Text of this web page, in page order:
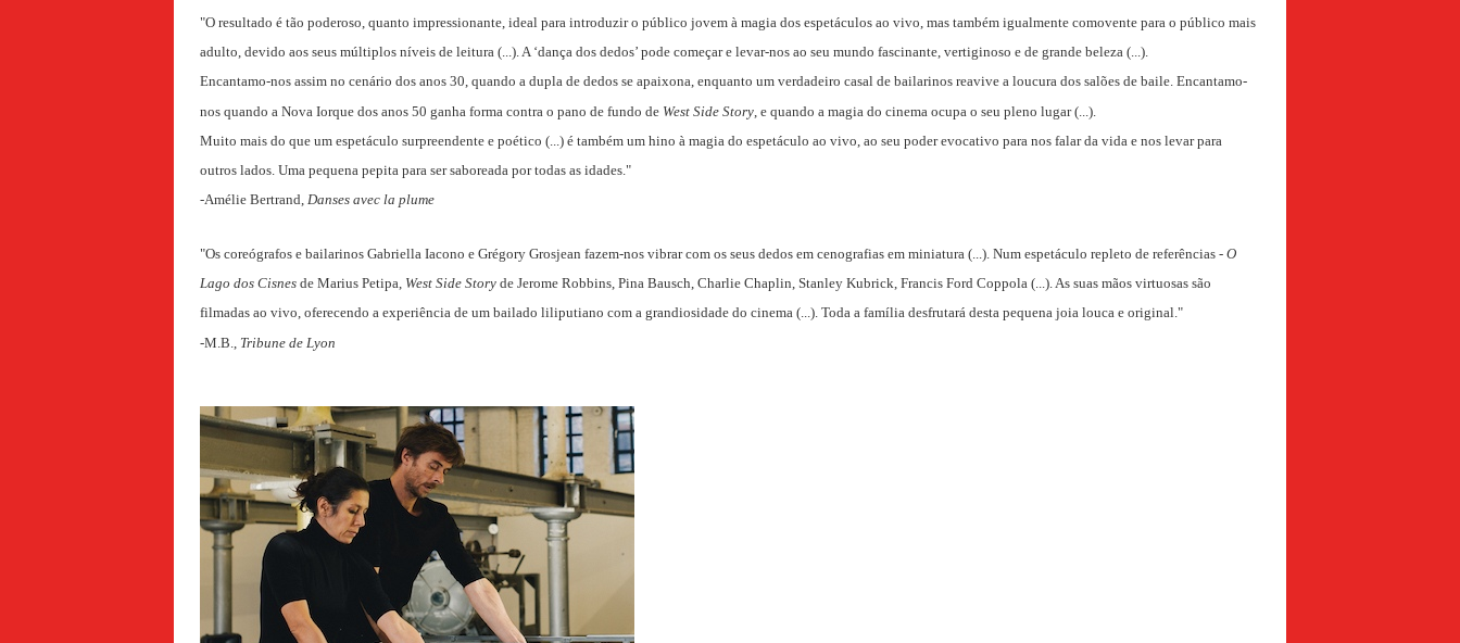
"O resultado é tão poderoso, quanto impressionante, ideal para introduzir o público jovem à magia dos espetáculos ao vivo, mas também igualmente comovente para o público mais
adulto, devido aos seus múltiplos níveis de leitura (...). A ‘dança dos dedos’ pode começar e levar-nos ao seu mundo fascinante, vertiginoso e de grande beleza (...).
Encantamo-nos assim no cenário dos anos 30, quando a dupla de dedos se apaixona, enquanto um verdadeiro casal de bailarinos reavive a loucura dos salões de baile. Encantamo-
nos quando a Nova Iorque dos anos 50 ganha forma contra o pano de fundo de West Side Story , e quando a magia do cinema ocupa o seu pleno lugar (...).
Muito mais do que um espetáculo surpreendente e poético (...) é também um hino à magia do espetáculo ao vivo, ao seu poder evocativo para nos falar da vida e nos levar para
outros lados. Uma pequena pepita para ser saboreada por todas as idades."
-Amélie Bertrand, Danses avec la plume
"Os coreógrafos e bailarinos Gabriella Iacono e Grégory Grosjean fazem-nos vibrar com os seus dedos em cenografias em miniatura (...). Num espetáculo repleto de referências - O
Lago dos Cisnes de Marius Petipa, West Side Story de Jerome Robbins, Pina Bausch, Charlie Chaplin, Stanley Kubrick, Francis Ford Coppola (...). As suas mãos virtuosas são
filmadas ao vivo, oferecendo a experiência de um bailado liliputiano com a grandiosidade do cinema (...). Toda a família desfrutará desta pequena joia louca e original."
-M.B., Tribune de Lyon